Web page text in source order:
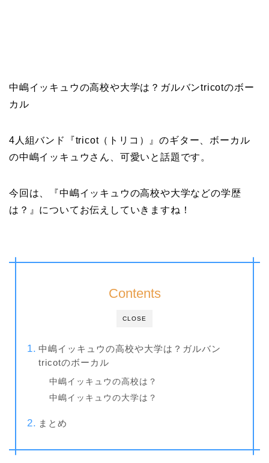
中嶋イッキュウの高校や大学は？ガルバンtricotのボー
カル
4人組バンド『tricot（トリコ）』のギター、ボーカル
の中嶋イッキュウさん、可愛いと話題です。
今回は、『中嶋イッキュウの高校や大学などの学歴
は？』についてお伝えしていきますね！
CLOSE
Contents
中嶋イッキュウの高校や大学は？ガルバン
tricotのボーカル
中嶋イッキュウの高校は？
中嶋イッキュウの大学は？
まとめ